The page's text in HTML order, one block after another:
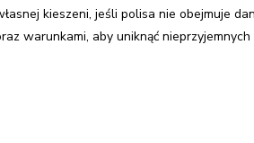
kieszeni, jeśli polisa nie obejmuje
warunkami, aby uniknąć